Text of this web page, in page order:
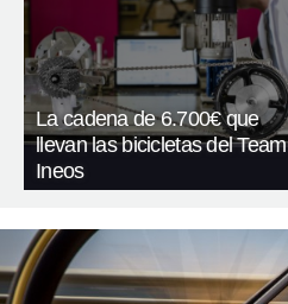
La cadena de 6.700€ que
llevan las bicicletas del Team
Ineos